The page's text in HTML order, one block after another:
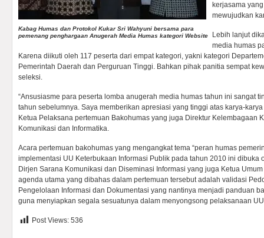
Kabag Humas dan Protokol Kukar Sri Wahyuni bersama para
pemenang penghargaan Anugerah Media Humas kategori Website
kerjasama
mewujudkan
Lebih lanjut
media humas
Karena diikuti oleh 117 peserta dari empat kategori, yakni kategori
Pemerintah Daerah dan Perguruan Tinggi. Bahkan pihak panitia sempat
seleksi.
“Ansusiasme para peserta lomba anugerah media humas tahun ini sangat
tahun sebelumnya. Saya memberikan apresiasi yang tinggi atas karya-
Ketua Pelaksana pertemuan Bakohumas yang juga Direktur Kelembagaan
Komunikasi dan Informatika.
Acara pertemuan bakohumas yang mengangkat tema “peran humas
implementasi UU Keterbukaan Informasi Publik pada tahun 2010 ini dibuka
Dirjen Sarana Komunikasi dan Diseminasi Informasi yang juga Ketua
agenda utama yang dibahas dalam pertemuan tersebut adalah validasi
Pengelolaan Informasi dan Dokumentasi yang nantinya menjadi panduan
guna menyiapkan segala sesuatunya dalam menyongsong pelaksanaan
Post Views: 536